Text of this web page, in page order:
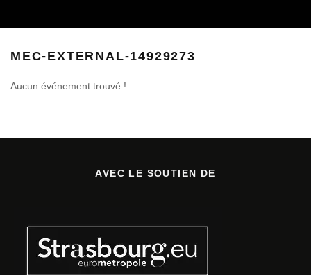
MEC-EXTERNAL-14929273
Aucun événement trouvé !
AVEC LE SOUTIEN DE